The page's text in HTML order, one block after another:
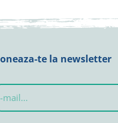
te la newsletter